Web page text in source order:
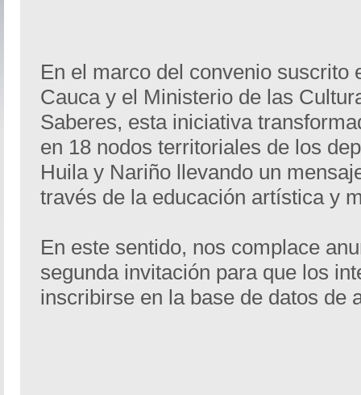
En el marco del convenio suscrito
Cauca y el Ministerio de las
Saberes, esta iniciativa
en 18 nodos territoriales de los
Huila y Nariño llevando un
través de la educación artística y
En este sentido, nos complace
segunda invitación para que los
inscribirse en la base de datos de